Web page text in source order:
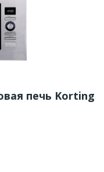
печь Korting